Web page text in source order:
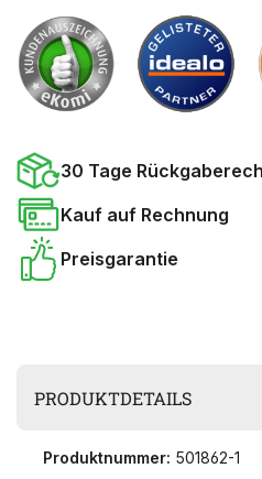
30 Tage
Kauf auf Rechnung
Preisgarantie
PRODUKTDETAILS
Produktnummer: 501862-1